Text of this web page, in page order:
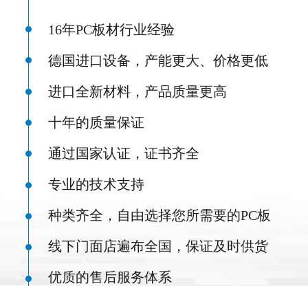
16年PC板材行业经验
德国进口设备，产能更大、价格更低
进口全新材料，产品质量更高
十年的质量保证
通过国家认证，证书齐全
专业的技术支持
种类齐全，自由选择您所需要的PC板
线下门面店遍布全国，保证及时供货
优质的售后服务体系